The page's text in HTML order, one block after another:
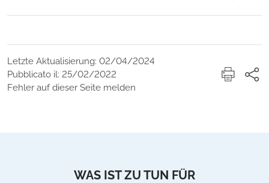
Letzte Aktualisierung: 02/04/2024
Pubblicato il: 25/02/2022
Fehler auf dieser Seite melden
WAS IST ZU TUN FÜR